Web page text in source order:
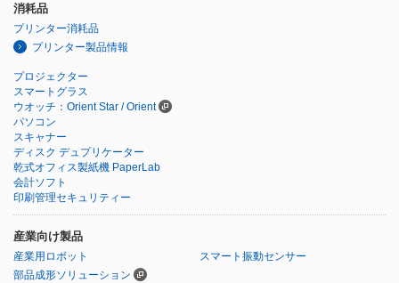
消耗品
プリンター消耗品
プリンター製品情報
プロジェクター
スマートグラス
ウオッチ：Orient Star / Orient
パソコン
スキャナー
ディスク デュプリケーター
乾式オフィス製紙機 PaperLab
会計ソフト
印刷管理セキュリティー
産業向け製品
産業用ロボット
スマート振動センサー
部品成形ソリューション